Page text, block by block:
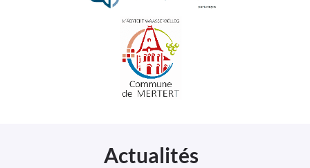
Actualités